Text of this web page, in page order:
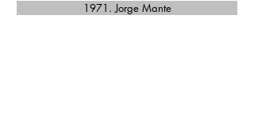
1971. Jorge Mante